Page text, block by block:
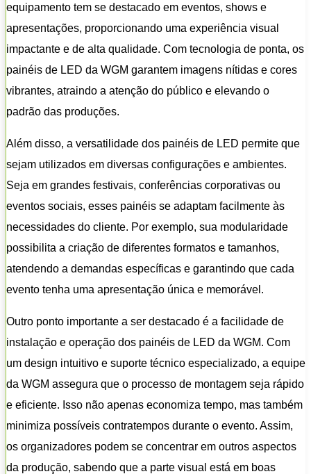
equipamento tem se destacado em eventos, shows e
apresentações, proporcionando uma experiência visual
impactante e de alta qualidade. Com tecnologia de ponta, os
painéis de LED da WGM garantem imagens nítidas e cores
vibrantes, atraindo a atenção do público e elevando o
padrão das produções.
Além disso, a versatilidade dos painéis de LED permite que
sejam utilizados em diversas configurações e ambientes.
Seja em grandes festivais, conferências corporativas ou
eventos sociais, esses painéis se adaptam facilmente às
necessidades do cliente. Por exemplo, sua modularidade
possibilita a criação de diferentes formatos e tamanhos,
atendendo a demandas específicas e garantindo que cada
evento tenha uma apresentação única e memorável.
Outro ponto importante a ser destacado é a facilidade de
instalação e operação dos painéis de LED da WGM. Com
um design intuitivo e suporte técnico especializado, a equipe
da WGM assegura que o processo de montagem seja rápido
e eficiente. Isso não apenas economiza tempo, mas também
minimiza possíveis contratempos durante o evento. Assim,
os organizadores podem se concentrar em outros aspectos
da produção, sabendo que a parte visual está em boas